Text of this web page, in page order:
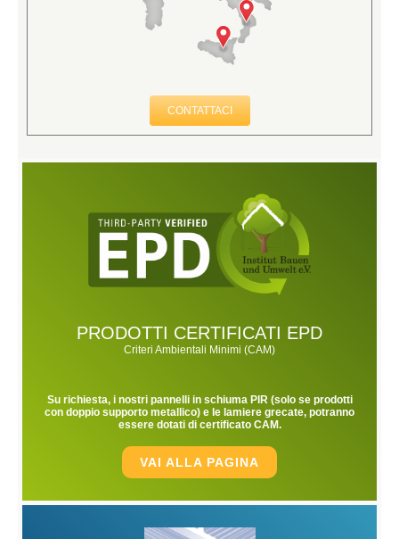
CONTATTACI
PRODOTTI CERTIFICATI EPD
Criteri Ambientali Minimi (CAM)
Su richiesta, i nostri pannelli in schiuma PIR (solo se prodotti
con doppio supporto metallico) e le lamiere grecate, potranno
essere dotati di certificato CAM.
VAI ALLA PAGINA